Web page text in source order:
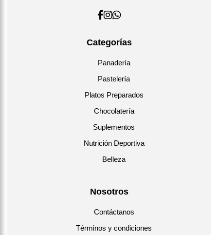
Categorías
Panadería
Pastelería
Platos Preparados
Chocolatería
Suplementos
Nutrición Deportiva
Belleza
Nosotros
Contáctanos
Términos y condiciones